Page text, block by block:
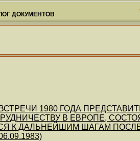
ДОКУМЕНТОВ
1980 ГОДА
В ЕВРОПЕ,
К ДАЛЬНЕЙШИМ ШАГАМ